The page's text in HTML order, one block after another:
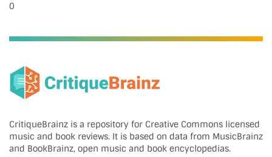
0
CritiqueBrainz is a repository for Creative Commons licensed
music and book reviews. It is based on data from MusicBrainz
and BookBrainz, open music and book encyclopedias.